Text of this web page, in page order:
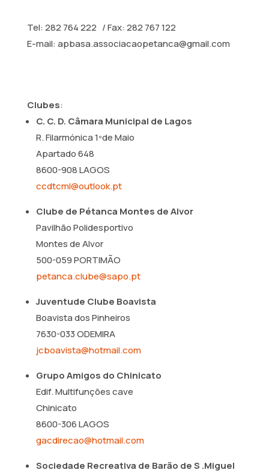
Tel: 282 764 222 / Fax: 282 767 122
E-mail: apbasa.associacaopetanca@gmail.com
Clubes:
C. C. D. Câmara Municipal de Lagos
R. Filarmónica 1ºde Maio
Apartado 648
8600-908 LAGOS
ccdtcml@outlook.pt
Clube de Pétanca Montes de Alvor
Pavilhão Polidesportivo
Montes de Alvor
500-059 PORTIMÃO
petanca.clube@sapo.pt
Juventude Clube Boavista
Boavista dos Pinheiros
7630-033 ODEMIRA
jcboavista@hotmail.com
Grupo Amigos do Chinicato
Edif. Multifunções cave
Chinicato
8600-306 LAGOS
gacdirecao@hotmail.com
Sociedade Recreativa de Barão de S .Miguel